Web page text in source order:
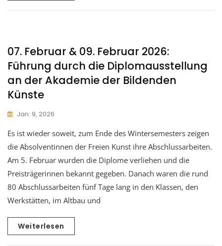
07. Februar & 09. Februar 2026:
Führung durch die Diplomausstellung
an der Akademie der Bildenden
Künste
Jan. 9, 2026
Es ist wieder soweit, zum Ende des Wintersemesters zeigen
die Absolventinnen der Freien Kunst ihre Abschlussarbeiten.
Am 5. Februar wurden die Diplome verliehen und die
Preisträgerinnen bekannt gegeben. Danach waren die rund
80 Abschlussarbeiten fünf Tage lang in den Klassen, den
Werkstätten, im Altbau und
Weiterlesen